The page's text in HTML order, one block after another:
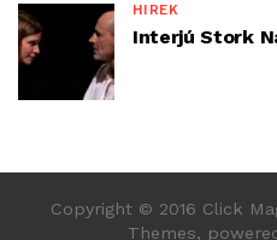
HÍREK
Interjú Stork
Copyright © 2016 Click
Themes,